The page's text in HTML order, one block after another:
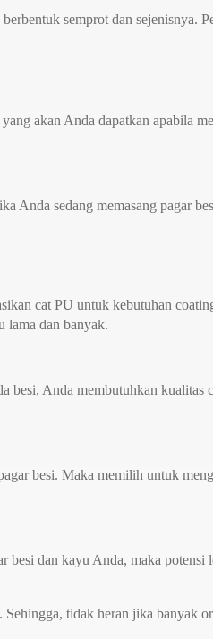
semprot dan sejenisnya.
akan Anda dapatkan apabila
Anda sedang memasang pagar
cat PU untuk kebutuhan
lama dan banyak.
besi, Anda membutuhkan kualitas
besi. Maka memilih untuk
besi dan kayu Anda, maka potensi
tidak heran jika banyak